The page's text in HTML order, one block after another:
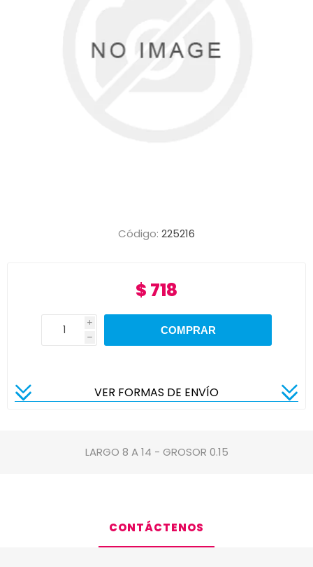
Código: 225216
$ 718
i
h
VER FORMAS DE ENVÍO
LARGO 8 A 14 - GROSOR 0.15
CONTÁCTENOS